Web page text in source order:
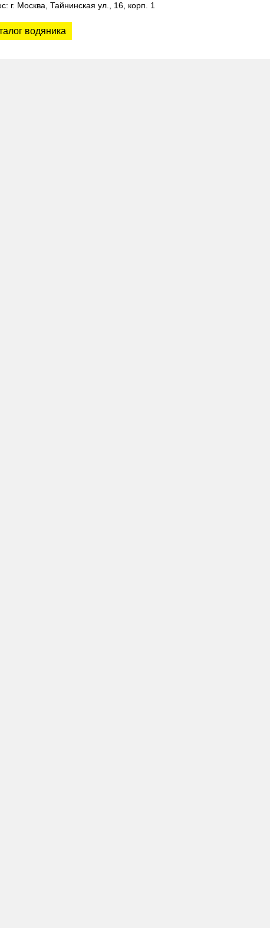
г. Москва, Тайнинская ул., 16, корп. 1
водяника